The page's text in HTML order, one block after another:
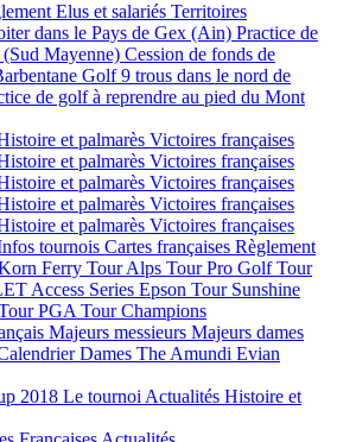
Elus et salariés Territoires
dans le Pays de Gex (Ain) Practice de
Mayenne) Cession de fonds de
Golf 9 trous dans le nord de
de golf à reprendre au pied du Mont
et palmarès Victoires françaises
et palmarès Victoires françaises
et palmarès Victoires françaises
et palmarès Victoires françaises
et palmarès Victoires françaises
tournois Cartes françaises Règlement
Ferry TourAlps TourPro Golf Tour
Access Series Epson Tour Sunshine
PGA Tour Champions
Majeurs messieurs Majeurs dames
Dames The Amundi Evian
2018 Le tournoi Actualités Histoire et